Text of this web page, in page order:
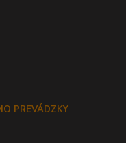
PREVÁDZKY